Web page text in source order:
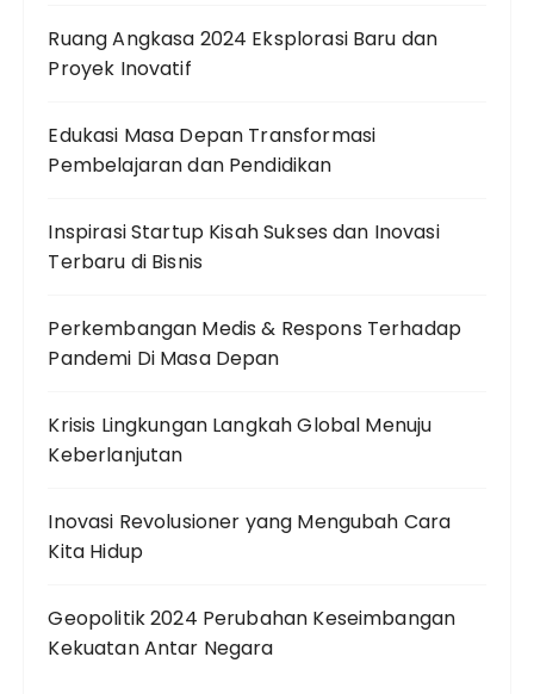
Ruang Angkasa 2024 Eksplorasi Baru dan
Proyek Inovatif
Edukasi Masa Depan Transformasi
Pembelajaran dan Pendidikan
Inspirasi Startup Kisah Sukses dan Inovasi
Terbaru di Bisnis
Perkembangan Medis & Respons Terhadap
Pandemi Di Masa Depan
Krisis Lingkungan Langkah Global Menuju
Keberlanjutan
Inovasi Revolusioner yang Mengubah Cara
Kita Hidup
Geopolitik 2024 Perubahan Keseimbangan
Kekuatan Antar Negara